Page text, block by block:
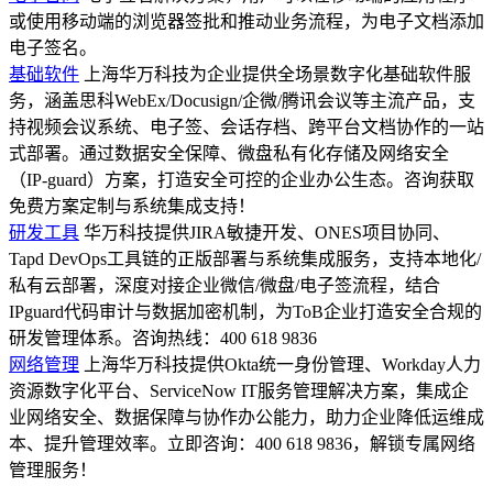
或使用移动端的浏览器签批和推动业务流程，为电子文档添加
电子签名。
基础软件
上海华万科技为企业提供全场景数字化基础软件服
务，涵盖思科WebEx/Docusign/企微/腾讯会议等主流产品，支
持视频会议系统、电子签、会话存档、跨平台文档协作的一站
式部署。通过数据安全保障、微盘私有化存储及网络安全
（IP-guard）方案，打造安全可控的企业办公生态。咨询获取
免费方案定制与系统集成支持！
研发工具 华万科技提供JIRA敏捷开发、ONES项目协同、
Tapd DevOps工具链的正版部署与系统集成服务，支持本地化/
私有云部署，深度对接企业微信/微盘/电子签流程，结合
IPguard代码审计与数据加密机制，为ToB企业打造安全合规的
研发管理体系。咨询热线：400 618 9836
网络管理
上海华万科技提供Okta统一身份管理、Workday人力
资源数字化平台、ServiceNow IT服务管理解决方案，集成企
业网络安全、数据保障与协作办公能力，助力企业降低运维成
本、提升管理效率。立即咨询：400 618 9836，解锁专属网络
管理服务！